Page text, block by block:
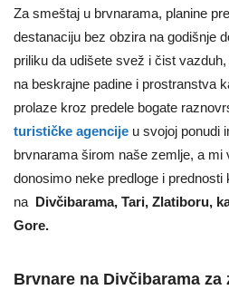
Za smeštaj u brvnarama, planine
destanaciju bez obzira na godišnje
priliku da udišete svež i čist
na beskrajne padine i prostranstva
prolaze kroz predele bogate
turističke agencije u svojoj ponudi
brvnarama širom naše zemlje, a
donosimo neke predloge i
na Divčibarama, Tari, Zlatiboru,
Gore.
Brvnare na Divčibarama za